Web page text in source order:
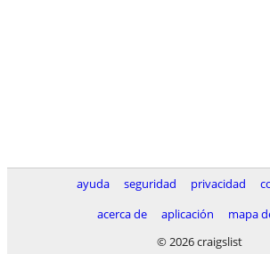
ayuda seguridad privacidad
acerca de
aplicación
mapa
© 2026 craigslist